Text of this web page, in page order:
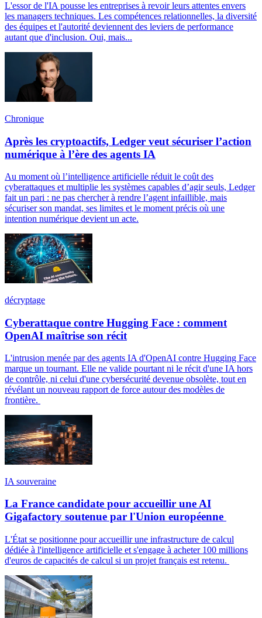
L'essor de l'IA pousse les entreprises à revoir leurs attentes envers
les managers techniques. Les compétences relationnelles, la diversité
des équipes et l'autorité deviennent des leviers de performance
autant que d'inclusion. Oui, mais...
Chronique
Après les cryptoactifs, Ledger veut sécuriser l’action
numérique à l’ère des agents IA
Au moment où l’intelligence artificielle réduit le coût des
cyberattaques et multiplie les systèmes capables d’agir seuls, Ledger
fait un pari : ne pas chercher à rendre l’agent infaillible, mais
sécuriser son mandat, ses limites et le moment précis où une
intention numérique devient un acte.
décryptage
Cyberattaque contre Hugging Face : comment
OpenAI maîtrise son récit
L'intrusion menée par des agents IA d'OpenAI contre Hugging Face
marque un tournant. Elle ne valide pourtant ni le récit d'une IA hors
de contrôle, ni celui d'une cybersécurité devenue obsolète, tout en
révélant un nouveau rapport de force autour des modèles de
frontière.
IA souveraine
La France candidate pour accueillir une AI
Gigafactory soutenue par l'Union européenne
L'État se positionne pour accueillir une infrastructure de calcul
dédiée à l'intelligence artificielle et s'engage à acheter 100 millions
d'euros de capacités de calcul si un projet français est retenu.